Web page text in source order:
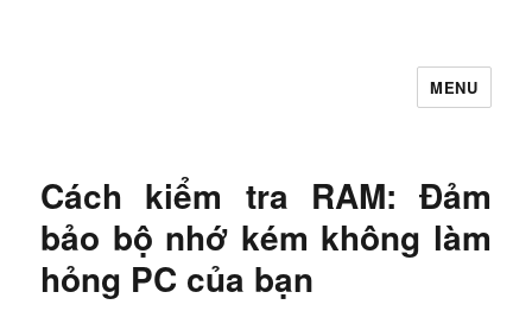
MENU
Cách kiểm tra RAM: Đảm
bảo bộ nhớ kém không làm
hỏng PC của bạn